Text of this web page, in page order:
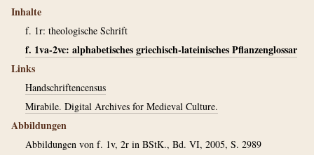
Inhalte
f. 1r: theologische Schrift
f. 1va-2vc: alphabetisches griechisch-lateinisches Pflanzenglossar
Links
Handschriftencensus
Mirabile. Digital Archives for Medieval Culture.
Abbildungen
Abbildungen von f. 1v, 2r in BStK., Bd. VI, 2005, S. 2989